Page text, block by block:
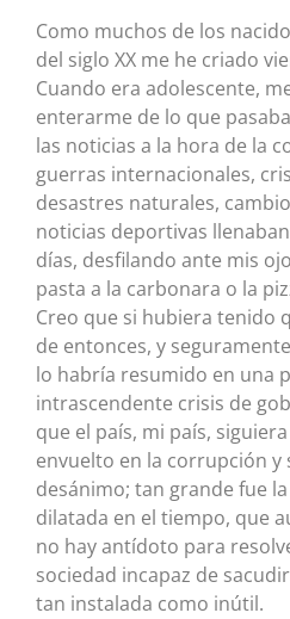
Como muchos de los
del siglo XX me he criado
Cuando era adolescente,
enterarme de lo que
las noticias a la hora de la
guerras internacionales,
desastres naturales,
noticias deportivas
días, desfilando ante mis
pasta a la carbonara o la
Creo que si hubiera tenido
de entonces, y
lo habría resumido en una
intrascendente crisis de
que el país, mi país,
envuelto en la corrupción y
desánimo; tan grande fue
dilatada en el tiempo, que
no hay antídoto para
sociedad incapaz de
tan instalada como inútil.